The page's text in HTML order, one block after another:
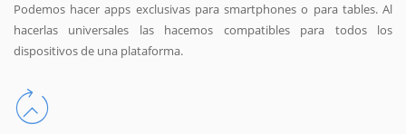
Podemos hacer apps exclusivas para smartphones o para tables. Al
hacerlas universales las hacemos compatibles para todos los
dispositivos de una plataforma.